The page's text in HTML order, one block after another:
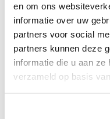
en om ons
informatie over uw
partners voor social
partners kunnen deze
informatie die u aan
verzameld op basis
opening
Hijsklemmen worden